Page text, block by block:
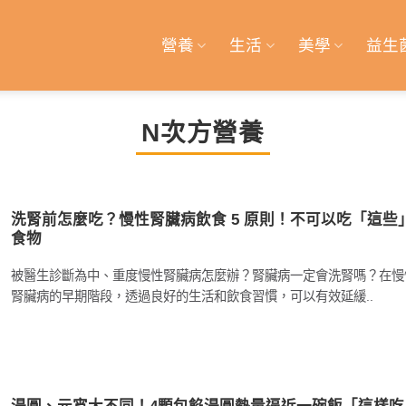
營養 生活 美學 益生
N次方營養
洗腎前怎麼吃？慢性腎臟病飲食 5 原則！不可以吃「這些
食物
被醫生診斷為中、重度慢性腎臟病怎麼辦？腎臟病一定會洗腎嗎？在
腎臟病的早期階段，透過良好的生活和飲食習慣，可以有效延緩..